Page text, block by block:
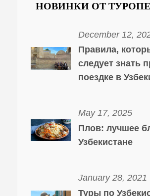
НОВИНКИ ОТ
December 12,
Правила,
следует знать
поездке в
May 17, 2025
Плов: лучшее
Узбекистане
January 28, 2021
Туры по